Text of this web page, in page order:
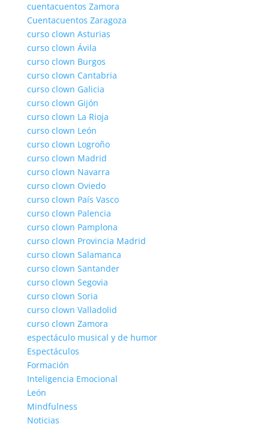
cuentacuentos Zamora
Cuentacuentos Zaragoza
curso clown Asturias
curso clown Ávila
curso clown Burgos
curso clown Cantabria
curso clown Galicia
curso clown Gijón
curso clown La Rioja
curso clown León
curso clown Logroño
curso clown Madrid
curso clown Navarra
curso clown Oviedo
curso clown País Vasco
curso clown Palencia
curso clown Pamplona
curso clown Provincia Madrid
curso clown Salamanca
curso clown Santander
curso clown Segovia
curso clown Soria
curso clown Valladolid
curso clown Zamora
espectáculo musical y de humor
Espectáculos
Formación
Inteligencia Emocional
León
Mindfulness
Noticias